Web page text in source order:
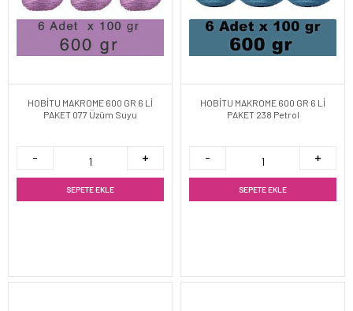
HOBİTU MAKROME 600 GR 6 Lİ
PAKET 077 Üzüm Suyu
SEPETE EKLE
HOBİTU MAKROME 600 GR 6 Lİ
PAKET 238 Petrol
SEPETE EKLE